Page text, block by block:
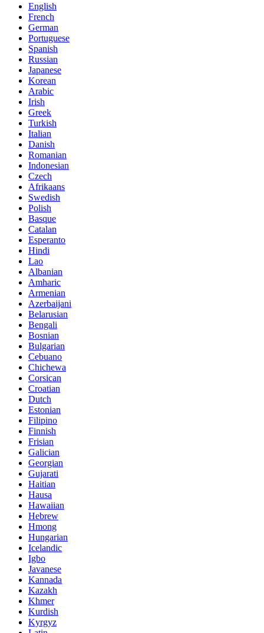
English
French
German
Portuguese
Spanish
Russian
Japanese
Korean
Arabic
Irish
Greek
Turkish
Italian
Danish
Romanian
Indonesian
Czech
Afrikaans
Swedish
Polish
Basque
Catalan
Esperanto
Hindi
Lao
Albanian
Amharic
Armenian
Azerbaijani
Belarusian
Bengali
Bosnian
Bulgarian
Cebuano
Chichewa
Corsican
Croatian
Dutch
Estonian
Filipino
Finnish
Frisian
Galician
Georgian
Gujarati
Haitian
Hausa
Hawaiian
Hebrew
Hmong
Hungarian
Icelandic
Igbo
Javanese
Kannada
Kazakh
Khmer
Kurdish
Kyrgyz